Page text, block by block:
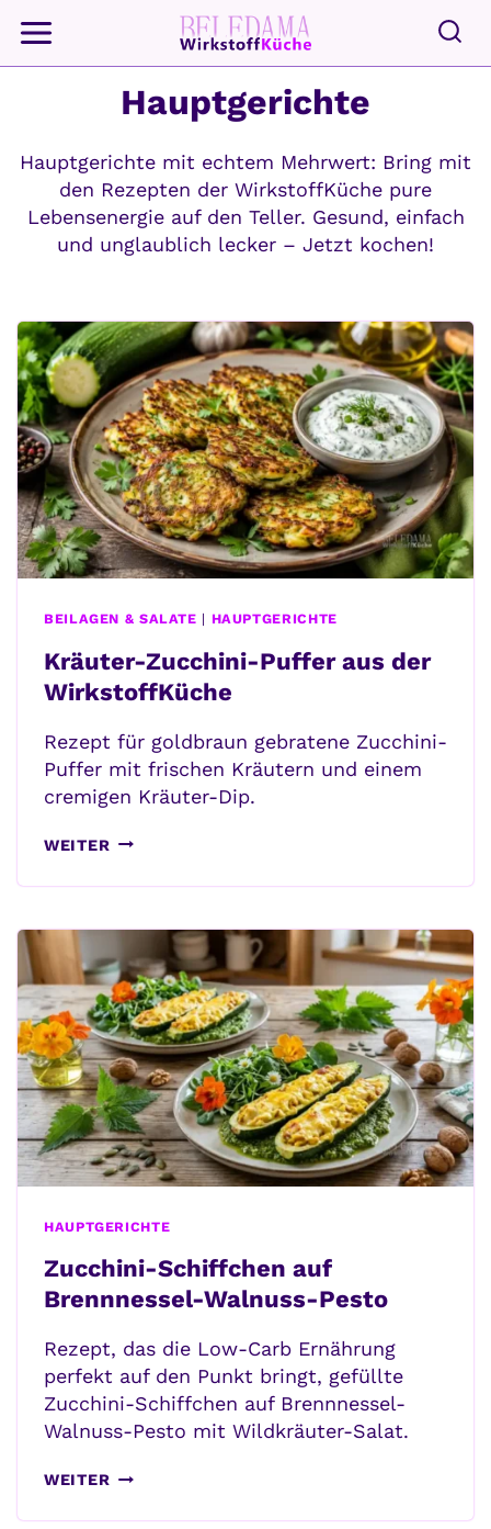
Inhalt
springen
Hauptgerichte
Hauptgerichte mit echtem Mehrwert: Bring mit
den Rezepten der WirkstoffKüche pure
Lebensenergie auf den Teller. Gesund, einfach
und unglaublich lecker – Jetzt kochen!
BEILAGEN & SALATE | HAUPTGERICHTE
Kräuter-Zucchini-Puffer aus der
WirkstoffKüche
Rezept für goldbraun gebratene Zucchini-
Puffer mit frischen Kräutern und einem
cremigen Kräuter-Dip.
WEITERKRÄUTER-
WIRKSTOFFKÜCHE
HAUPTGERICHTE
Zucchini-Schiffchen auf
Brennnessel-Walnuss-Pesto
Rezept, das die Low-Carb Ernährung
perfekt auf den Punkt bringt, gefüllte
Zucchini-Schiffchen auf Brennnessel-
Walnuss-Pesto mit Wildkräuter-Salat.
WEITERZUCCHINI-